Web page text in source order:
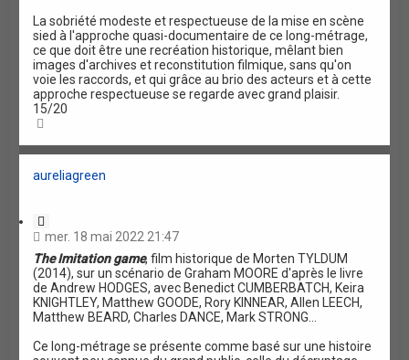
La sobriété modeste et respectueuse de la mise en scène
sied à l'approche quasi-documentaire de ce long-métrage,
ce que doit être une recréation historique, mêlant bien
images d'archives et reconstitution filmique, sans qu'on
voie les raccords, et qui grâce au brio des acteurs et à cette
approche respectueuse se regarde avec grand plaisir.
15/20
u
aureliagreen
i
a
t
i
o
n
mer. 18 mai 2022 21:47
The Imitation game, film historique de Morten TYLDUM
(2014), sur un scénario de Graham MOORE d'après le livre
de Andrew HODGES, avec Benedict CUMBERBATCH, Keira
KNIGHTLEY, Matthew GOODE, Rory KINNEAR, Allen LEECH,
Matthew BEARD, Charles DANCE, Mark STRONG...
Ce long-métrage se présente comme basé sur une histoire